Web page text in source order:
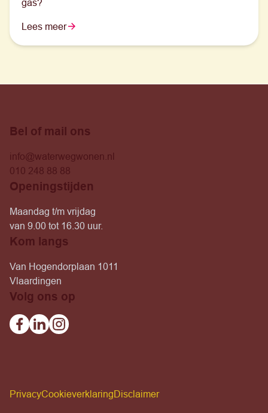
gas?
Lees meer
Bel of mail ons
info@waterwegwonen.nl
010 248 88 88
Openingstijden
Maandag t/m vrijdag
van 9.00 tot 16.30 uur.
Kom langs
Van Hogendorplaan 1011
Vlaardingen
Volg ons op
Facebook
LinkedinInstagram
PrivacyCookieverklaringDisclaimer